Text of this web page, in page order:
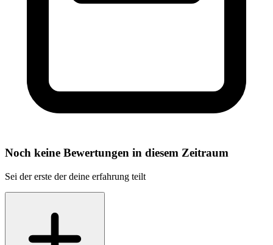
Noch keine Bewertungen in diesem Zeitraum
Sei der erste der deine erfahrung teilt